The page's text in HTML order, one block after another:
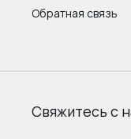
Обратная связь
Свяжитесь с